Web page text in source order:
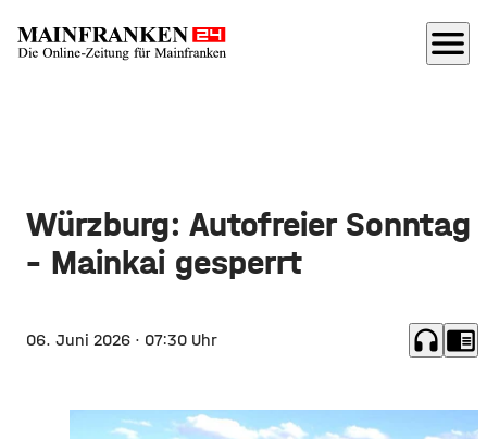
menu
Würzburg: Autofreier Sonntag
– Mainkai gesperrt
06. Juni 2026 · 07:30 Uhr headphones chrome_reader_mode